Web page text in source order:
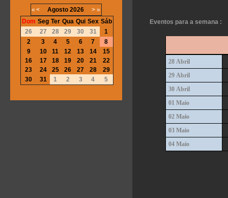
Eventos para a semana :
28 Abril
29 Abril
30 Abril
01 Maio
02 Maio
03 Maio
04 Maio
« < Agosto 2026 > »
Dom Seg Ter Qua Qui Sex Sáb
26
27 28 29 30 31
1
2
3 4 5 6 7
8
9
10 11 12 13 14
15
16
17 18 19 20 21
22
23
24 25 26 27 28
29
30
31 1 2 3 4 5